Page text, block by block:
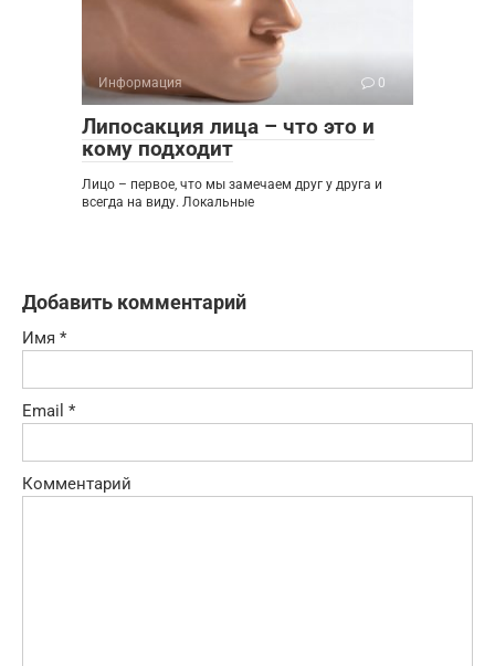
Информация 0
Липосакция лица – что это и
кому подходит
Лицо – первое, что мы замечаем друг у друга и
всегда на виду. Локальные
Добавить комментарий
Имя *
Email *
Комментарий